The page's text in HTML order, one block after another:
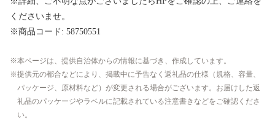
くださいませ。
※商品コード: 58750551
本ページは、提供自治体からの情報に基づき、作成しています。
提供元の都合などにより、掲載中に予告なく返礼品の仕様（規格、容量、
パッケージ、原材料など）が変更される場合がございます。お届けした返
礼品のパッケージやラベルに記載されている注意書きなどをご確認くださ
い。